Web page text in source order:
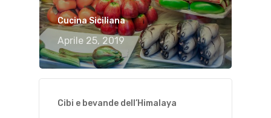
Cucina Siciliana
Aprile 25, 2019
Cibi e bevande dell’Himalaya